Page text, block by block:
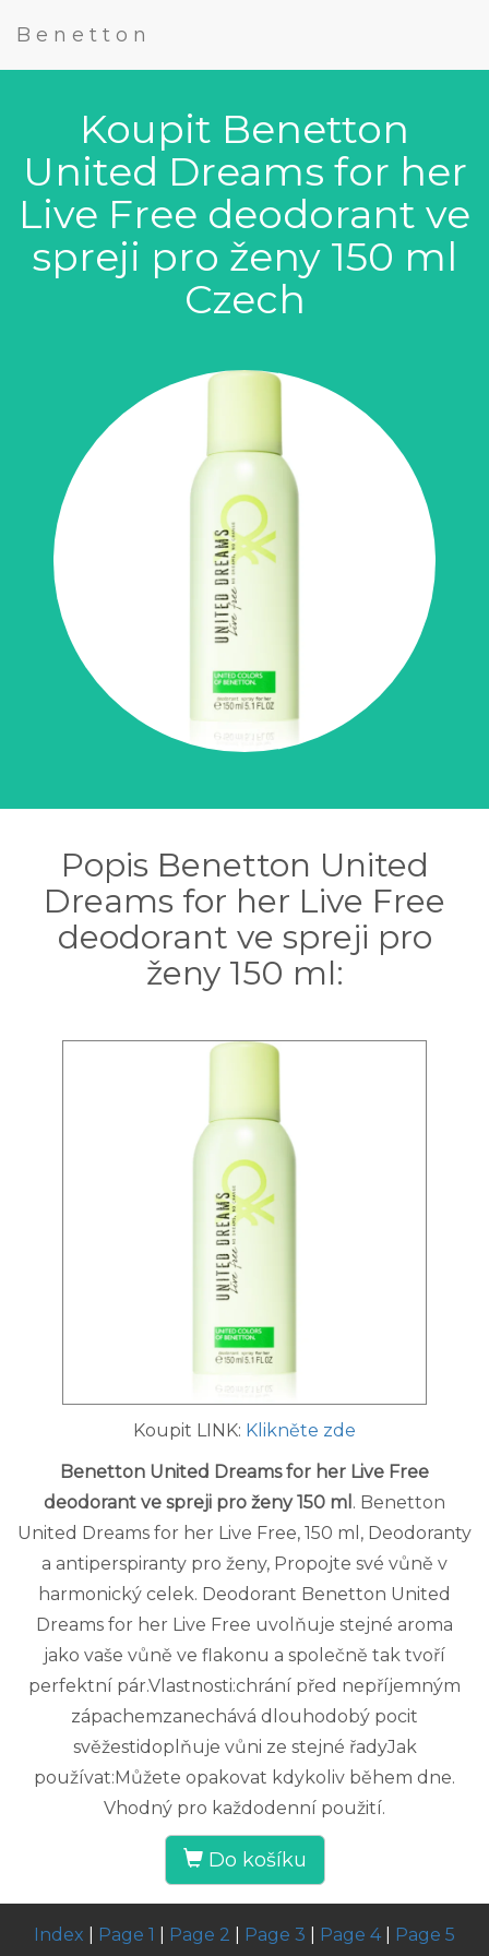
Benetton
Koupit Benetton
United Dreams for her
Live Free deodorant ve
spreji pro ženy 150 ml
Czech
Popis Benetton United
Dreams for her Live Free
deodorant ve spreji pro
ženy 150 ml:
Koupit LINK: Klikněte zde
Benetton United Dreams for her Live Free
deodorant ve spreji pro ženy 150 ml . Benetton
United Dreams for her Live Free, 150 ml, Deodoranty
a antiperspiranty pro ženy, Propojte své vůně v
harmonický celek. Deodorant Benetton United
Dreams for her Live Free uvolňuje stejné aroma
jako vaše vůně ve flakonu a společně tak tvoří
perfektní pár.Vlastnosti:chrání před nepříjemným
zápachemzanechává dlouhodobý pocit
svěžestidoplňuje vůni ze stejné řadyJak
používat:Můžete opakovat kdykoliv během dne.
Vhodný pro každodenní použití.
Do košíku
Index Page 1 Page 2 Page 3 Page 4| Page 5